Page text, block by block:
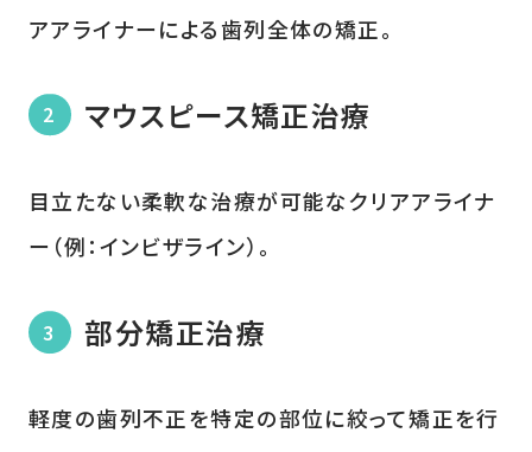
アアライナーによる歯列全体の矯正。
マウスピース矯正治療
目立たない柔軟な治療が可能なクリアアライナ
ー（例：インビザライン）。
部分矯正治療
軽度の歯列不正を特定の部位に絞って矯正を行